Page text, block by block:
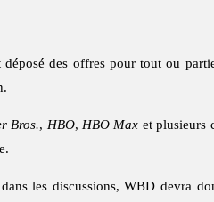
des offres pour tout ou
Bros., HBO,HBO Max et plusieurs
les discussions, WBD devra